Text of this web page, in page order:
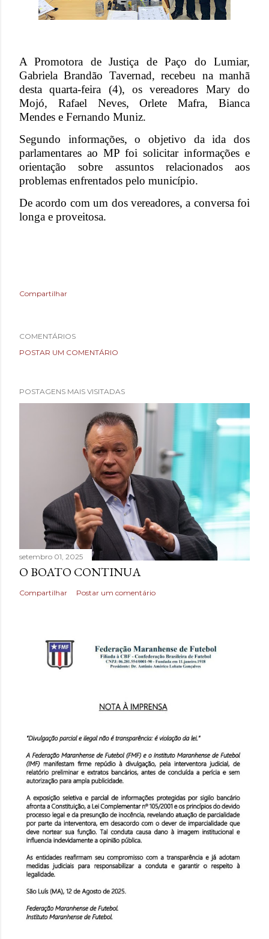
A Promotora de Justiça de Paço do Lumiar,
Gabriela Brandão Tavernad, recebeu na manhã
desta quarta-feira (4), os vereadores Mary do
Mojó, Rafael Neves, Orlete Mafra, Bianca
Mendes e Fernando Muniz.
Segundo informações, o objetivo da ida dos
parlamentares ao MP foi solicitar informações e
orientação sobre assuntos relacionados aos
problemas enfrentados pelo município.
De acordo com um dos vereadores, a conversa foi
longa e proveitosa.
Compartilhar
COMENTÁRIOS
POSTAR UM COMENTÁRIO
POSTAGENS MAIS VISITADAS
setembro 01, 2025
O BOATO CONTINUA
Compartilhar Postar um comentário